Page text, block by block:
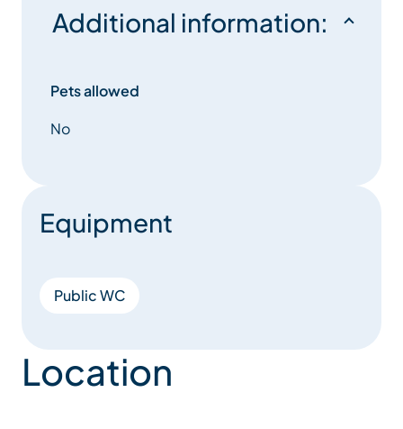
Additional information:
Pets allowed
No
Equipment
Public WC
Location